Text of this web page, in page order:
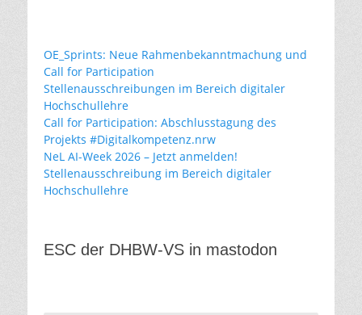
OE_Sprints: Neue Rahmenbekanntmachung und
Call for Participation
Stellenausschreibungen im Bereich digitaler
Hochschullehre
Call for Participation: Abschlusstagung des
Projekts #Digitalkompetenz.nrw
NeL AI-Week 2026 – Jetzt anmelden!
Stellenausschreibung im Bereich digitaler
Hochschullehre
ESC der DHBW-VS in mastodon